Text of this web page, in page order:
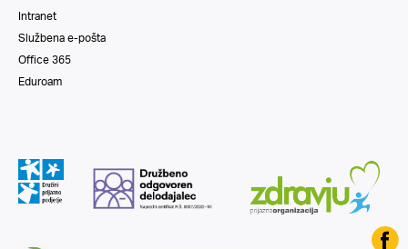
Intranet
Službena e-pošta
Office 365
Eduroam